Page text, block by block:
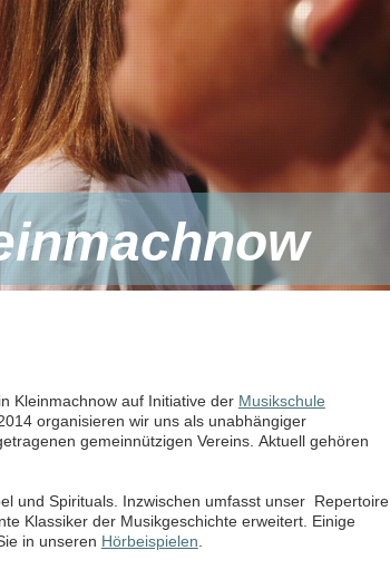
Kleinmachnow auf Initiative der Musikschule
organisieren wir uns als unabhängiger
gemeinnützigen Vereins. Aktuell gehören
und Spirituals. Inzwischen umfasst unser Repertoire
Klassiker der Musikgeschichte erweitert. Einige
in unseren Hörbeispielen